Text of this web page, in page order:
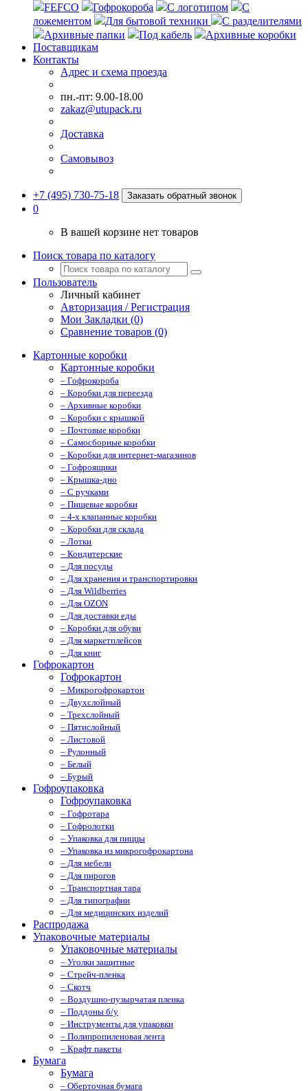
FEFCO
Гофрокороба С логотипом
С
ложементом
Для бытовой техники
С разделителями
Архивные папки
Под кабель
Архивные коробки
Поставщикам
Контакты
Адрес и схема проезда
пн.-пт: 9.00-18.00
zakaz@utupack.ru
Доставка
Самовывоз
+7 (495) 730-75-18 Заказать обратный звонок
0
В вашей корзине нет товаров
Поиск товара по каталогу
Пользователь
Личный кабинет
Авторизация / Регистрация
Мои Закладки (0)
Сравнение товаров (0)
Картонные коробки
Картонные коробки
– Гофрокороба
– Коробки для переезда
– Архивные коробки
– Коробки с крышкой
– Почтовые коробки
– Самосборные коробки
– Коробки для интернет-магазинов
– Гофроящики
– Крышка-дно
– С ручками
– Пищевые коробки
– 4-х клапанные коробки
– Коробки для склада
– Лотки
– Кондитерские
– Для посуды
– Для хранения и транспортировки
– Для Wildberries
– Для OZON
– Для доставки еды
– Коробки для обуви
– Для маркетплейсов
– Для книг
Гофрокартон
Гофрокартон
– Микрогофрокартон
– Двухслойный
– Трехслойный
– Пятислойный
– Листовой
– Рулонный
– Белый
– Бурый
Гофроупаковка
Гофроупаковка
– Гофротара
– Гофролотки
– Упаковка для пиццы
– Упаковка из микрогофрокартона
– Для мебели
– Для пирогов
– Транспортная тара
– Для типографии
– Для медицинских изделий
Распродажа
Упаковочные материалы
Упаковочные материалы
– Уголки защитные
– Стрейч-пленка
– Скотч
– Воздушно-пузырчатая пленка
– Поддоны б/у
– Инструменты для упаковки
– Полипропиленовая лента
– Крафт пакеты
Бумага
Бумага
– Оберточная бумага